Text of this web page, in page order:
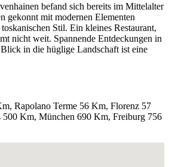
befand sich bereits im Mittelalter
gekonnt mit modernen Elementen
Stil. Ein kleines Restaurant,
nicht weit. Spannende Entdeckungen in
in die hüglige Landschaft ist eine
Rapolano Terme 56 Km, Florenz 57
Km, München 690 Km, Freiburg 756